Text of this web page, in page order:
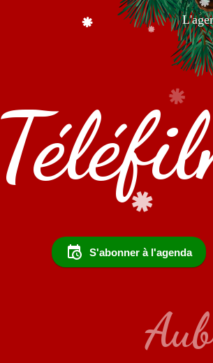
S'abonner à l'agenda